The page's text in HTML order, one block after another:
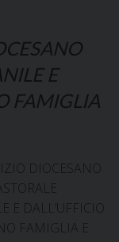
E
FAMIGLIA
DIOCESANO
E DALL’UFFICIO
FAMIGLIA E